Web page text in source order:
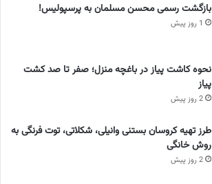
بازگشت رسمی محسن مسلمان به پرسپولیس!
1 روز پیش
نحوه کاشت پیاز در باغچه منزل؛ صفر تا صد کشت
پیاز
2 روز پیش
طرز تهیه کروسان بستنی وانیلی، شکلاتی، توت فرنگی به
روش خانگی
2 روز پیش